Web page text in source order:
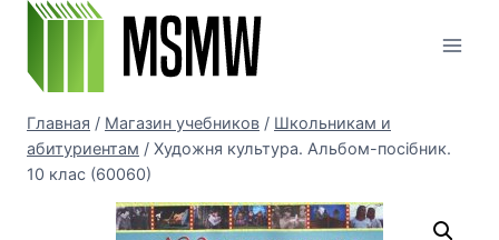
Перейти
содержимому
Главная / Магазин учебников / Школьникам и
абитуриентам / Художня культура. Альбом-посібник.
10 клас (60060)